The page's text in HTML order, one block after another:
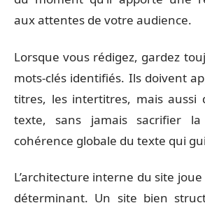
aux attentes de votre audience.
Lorsque vous rédigez, gardez
mots-clés identifiés. Ils doivent
titres, les intertitres, mais aussi
texte, sans jamais sacrifier la
cohérence globale du texte qui
L’architecture interne du site
déterminant. Un site bien